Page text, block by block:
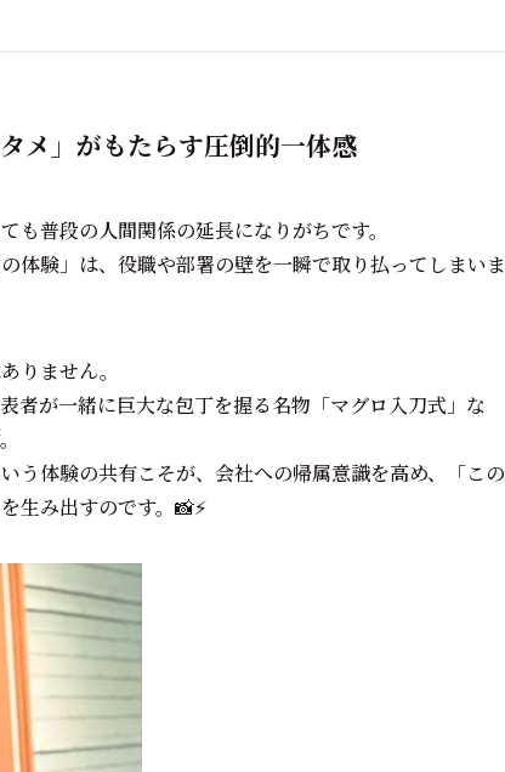
メ」がもたらす圧倒的一体感
普段の人間関係の延長になりがちです。
体験」は、役職や部署の壁を一瞬で取り払ってしまいま
りません。
者が一緒に巨大な包丁を握る名物「マグロ入刀式」な
う体験の共有こそが、会社への帰属意識を高め、「この
生み出すのです。📸⚡️